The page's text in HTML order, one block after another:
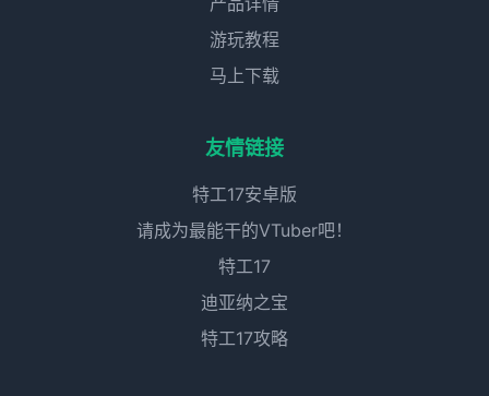
游玩教程
马上下载
友情链接
特工17安卓版
请成为最能干的VTuber吧！
特工17
迪亚纳之宝
特工17攻略